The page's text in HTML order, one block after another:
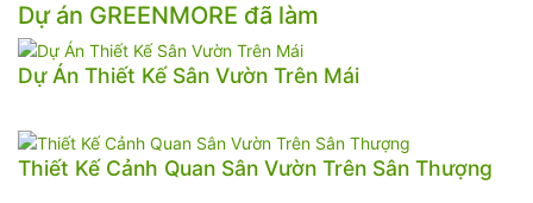
Dự án GREENMORE đã làm
Dự Án Thiết Kế Sân Vườn Trên Mái
Thiết Kế Cảnh Quan Sân Vườn Trên Sân Thượng